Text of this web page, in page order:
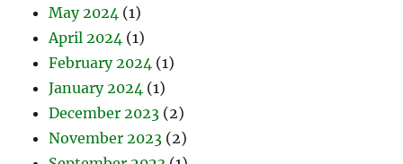
May 2024 (1)
April 2024 (1)
February 2024 (1)
January 2024 (1)
December 2023 (2)
November 2023 (2)